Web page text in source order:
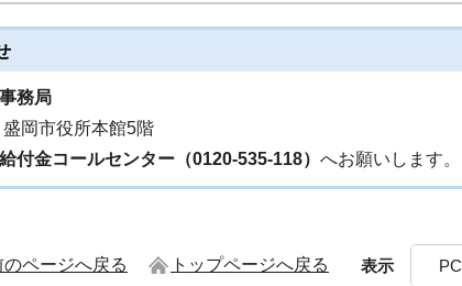
務局
岡市役所本館5階
付金コールセンター（0120-535-118） へお願いします。
のページへ戻る トップページへ戻る 表示 PC